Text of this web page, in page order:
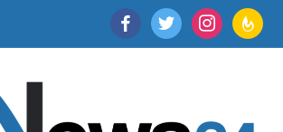
facebooktwitter instagram